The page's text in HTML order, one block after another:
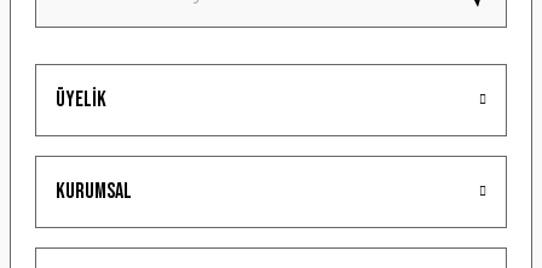
Üyelik
Kurumsal